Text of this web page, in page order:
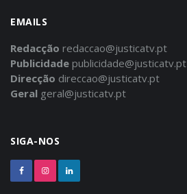
EMAILS
Redacção redaccao@justicatv.pt
Publicidade publicidade@justicatv.pt
Direcção direccao@justicatv.pt
Geral geral@justicatv.pt
SIGA-NOS